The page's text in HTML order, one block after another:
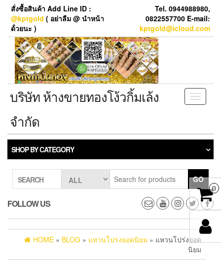
Skip
content
สั่งซื้อสินค้า Add Line ID :
@kptgold ( อย่าลืม @ นำหน้า
ด้่วยนะ )
Tel. 0944988980,
0822557700 E-mail:
kptgold@icloud.com
Toggle
บริษัท ห้างขายทองโง้วกิ้มเล้ง
จำกัด
SHOP BY CATEGORY
SEARCH GO
FOLLOW US
HOME » BLOG » แหวนโปร่งยอดนิยม » แหวนโปร่งยอด
นิยม
0